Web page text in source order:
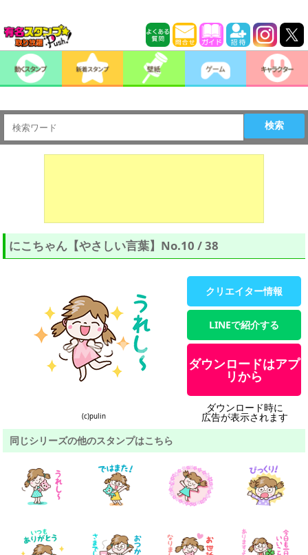
検索
にこちゃん【やさしい言葉】No.10 / 38
(c)pulin
クリエイター情報
LINEで紹介する
ダウンロードはアプ
リから
ダウンロード時に
広告が表示されます
同じシリーズの他のスタンプはこちら